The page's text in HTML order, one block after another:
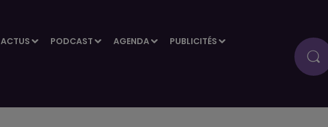
ACTUS PODCAST AGENDA PUBLICITÉS